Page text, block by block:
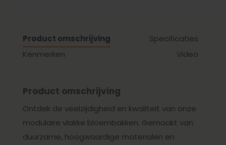
Product omschrijving
Specificaties
Kenmerken
Video
Product omschrijving
Ontdek de veelzijdigheid en kwaliteit van onze
modulaire vlakke bloembakken. Gemaakt van
duurzame, hoogwaardige materialen en